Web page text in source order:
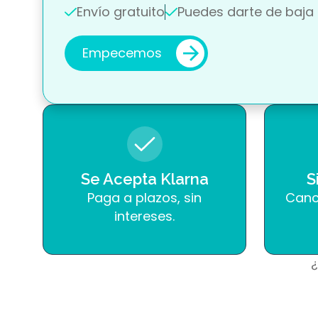
Envío gratuito Puedes darte de
Empecemos
Se Acepta Klarna
Paga a plazos, sin
intereses.